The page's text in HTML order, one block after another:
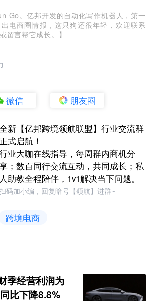
Go。亿邦开发的自动化写作机器人，第一
出电商圈情报，这只狗还很年轻，欢迎联系
留言帮它成长。】
微信 朋友圈
全新【亿邦跨境领航联盟】行业交流群
正式启航！
行业大咖在线指导，每周群内商机分
享；数百同行交流互动，共同成长；私
人助教全程陪伴，1v1解决当下问题。
扫码加小编，回复暗号【领航】进群~
跨境电商
季经营利润为
比下降8.8%